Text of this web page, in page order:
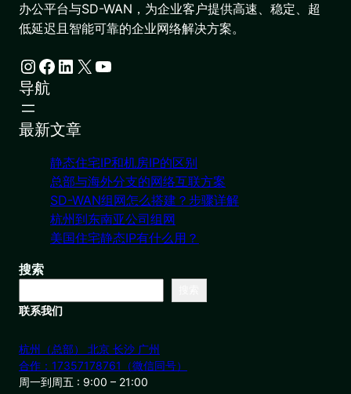
办公平台与SD-WAN，为企业客户提供高速、稳定、超
低延迟且智能可靠的企业网络解决方案。
Instagram Facebook LinkedIn X YouTube
导航
最新文章
静态住宅IP和机房IP的区别
总部与海外分支的网络互联方案
SD-WAN组网怎么搭建？步骤详解
杭州到东南亚公司组网
美国住宅静态IP有什么用？
搜索
联系我们
杭州（总部） 北京 长沙 广州
合作：17357178761（微信同号）
周一到周五 : 9:00 – 21:00